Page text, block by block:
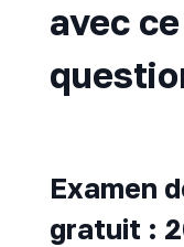
avec
Examen
gratuit :